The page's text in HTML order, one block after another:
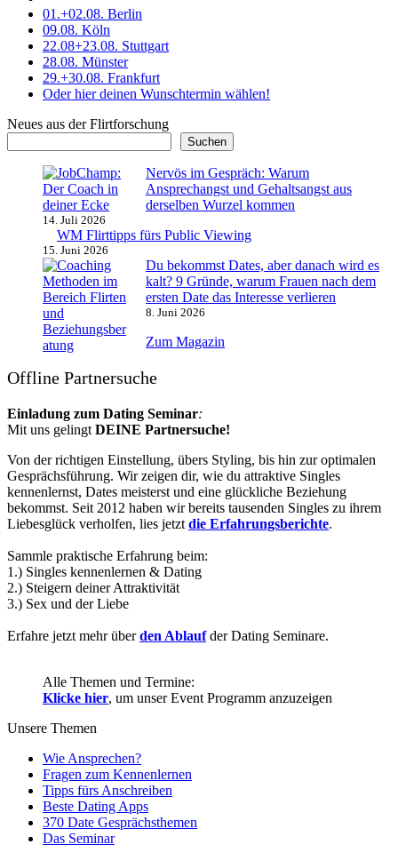
01.+02.08. Berlin
09.08. Köln
22.08+23.08. Stuttgart
28.08. Münster
29.+30.08. Frankfurt
Oder hier deinen Wunschtermin wählen!
Neues aus der Flirtforschung
Suchen
Nervös im Gespräch: Warum
Ansprechangst und Gehaltsangst aus
derselben Wurzel kommen
14. Juli 2026
WM Flirttipps fürs Public Viewing
15. Juni 2026
Du bekommst Dates, aber danach wird es
kalt? 9 Gründe, warum Frauen nach dem
ersten Date das Interesse verlieren
8. Juni 2026
Zum Magazin
Offline Partnersuche
Einladung zum Dating Seminar:
Mit uns gelingtDEINE Partnersuche!
Von der richtigen Einstellung, übers Styling, bis hin zur optimalen
Gesprächsführung. Wir zeigen dir, wie du attraktive Singles
kennenlernst, Dates meisterst und eine glückliche Beziehung
bekommst. Seit 2012 haben wir bereits tausenden Singles zu ihrem
Liebesglück verholfen, lies jetztdie Erfahrungsberichte.
Sammle praktische Erfahrung beim:
1.) Singles kennenlernen & Dating
2.) Steigern deiner Attraktivität
3.) Sex und der Liebe
Erfahre jetzt mehr überden Ablaufder Dating Seminare.
Alle Themen und Termine:
Klicke hier, um unser Event Programm anzuzeigen
Unsere Themen
Wie Ansprechen?
Fragen zum Kennenlernen
Tipps fürs Anschreiben
Beste Dating Apps
370 Date Gesprächsthemen
Das Seminar